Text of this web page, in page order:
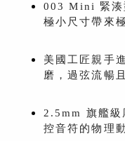
003 Mini 緊湊
極小尺寸帶來
美國工匠親手
磨，過弦流暢
2.5mm 旗艦級
控音符的物理